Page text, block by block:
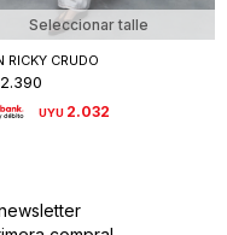
Seleccionar talle
RICKY CRUDO
2.390
UYU 2.032